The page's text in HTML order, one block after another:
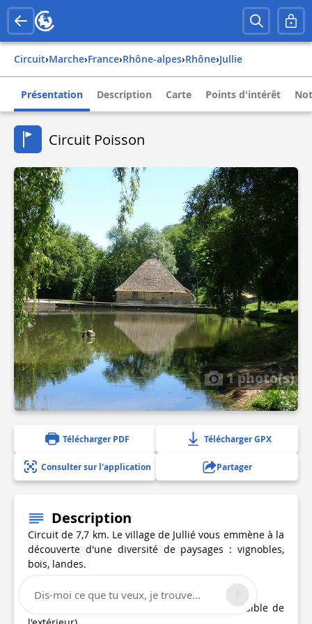
Circuit› Marche› france› rhône-alpes› rhône› jullie
Présentation Description Carte Points d'intérêt
Circuit Poisson
1 photo(s)
Télécharger PDF Télécharger GPX
Consulter sur l'application Partager
Description
Circuit de 7,7 km. Le village de Jullié vous emmène à la
découverte d'une diversité de paysages : vignobles,
bois, landes.
A découvrir à Jullié :
Le château de la Roche du XVIIème siècle (visible de
Dis-moi ce que tu veux, je trouve...